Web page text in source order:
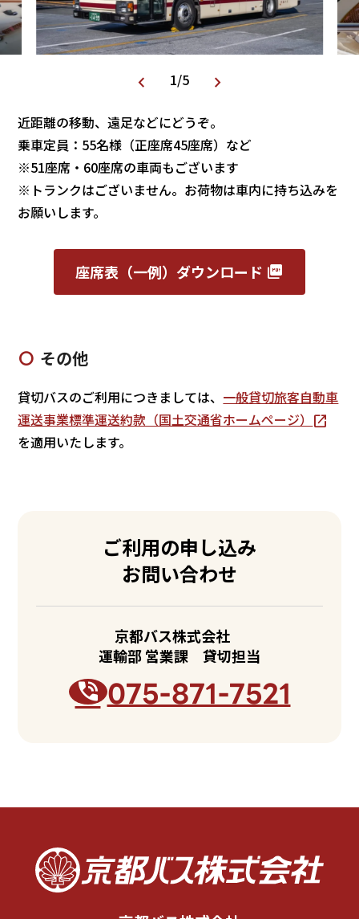
1/5
近距離の移動、遠足などにどうぞ。
乗車定員：55名様（正座席45座席）など
※51座席・60座席の車両もございます
※トランクはございません。お荷物は車内に持ち込みを
お願いします。
座席表（一例）ダウンロード
その他
貸切バスのご利用につきましては、 一般貸切旅客自動車
運送事業標準運送約款（国土交通省ホームページ）
を適用いたします。
ご利用の申し込み
お問い合わせ
京都バス株式会社
運輸部 営業課 貸切担当
075-871-7521